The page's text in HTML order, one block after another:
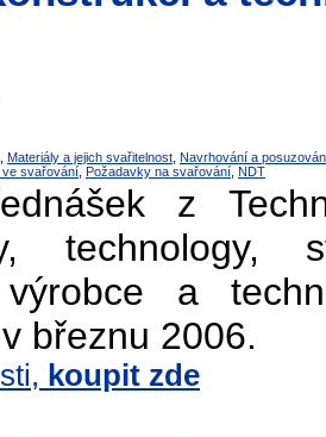
Materiály a jejich svařitelnost Navrhování a
svařování Požadavky na svařování NDT
z
technology,
výrobce a
březnu 2006.
koupit zde